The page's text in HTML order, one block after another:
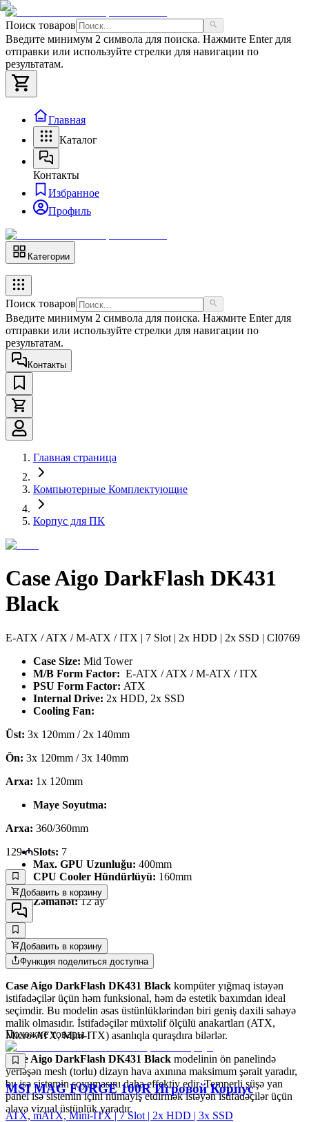
Поиск товаров
Введите минимум 2 символа для поиска. Нажмите Enter для
отправки или используйте стрелки для навигации по
результатам.
Главная
Каталог
Контакты
Избранное
Профиль
Категории
Поиск товаров
Введите минимум 2 символа для поиска. Нажмите Enter для
отправки или используйте стрелки для навигации по
результатам.
Контакты
Главная страница
Компьютерные Комплектующие
Корпус для ПК
Case Aigo DarkFlash DK431
Black
E-ATX / ATX / M-ATX / ITX | 7 Slot | 2x HDD | 2x SSD | CI0769
Case Size: Mid Tower
M/B Form Factor: E-ATX / ATX / M-ATX / ITX
PSU Form Factor: ATX
Internal Drive: 2x HDD, 2x SSD
Cooling Fan:
Üst: 3x 120mm / 2x 140mm
Ön: 3x 120mm / 3x 140mm
Arxa: 1x 120mm
Maye Soyutma:
Arxa: 360/360mm
Slots: 7
Max. GPU Uzunluğu: 400mm
CPU Cooler Hündürlüyü: 160mm
Çəki:6.5 Kq
Zəmanət:12 ay
129
Добавить в корзину
Добавить в корзину
Функция поделиться доступна
Case Aigo DarkFlash DK431 Black kompüter yığmaq istəyən
istifadəçilər üçün həm funksional, həm də estetik baxımdan ideal
seçimdir. Bu modelin əsas üstünlüklərindən biri geniş daxili sahəyə
malik olmasıdır. İstifadəçilər müxtəlif ölçülü anakartları (ATX,
Micro-ATX, Mini-ITX) asanlıqla quraşdıra bilərlər.
Case Aigo DarkFlash DK431 Black modelinin ön panelində
yerləşən mesh (torlu) dizayn hava axınına maksimum şərait yaradır,
bu isə sistemin soyumasını daha effektiv edir. Temperli şüşə yan
panel isə sistemin içini nümayiş etdirmək istəyən istifadəçilər üçün
əlavə vizual üstünlük yaradır.
Похожие товары
MSI MAG FORGE 100R Игровой Корпус
ATX, mATX, Mini-ITX | 7 Slot | 2x HDD | 3x SSD